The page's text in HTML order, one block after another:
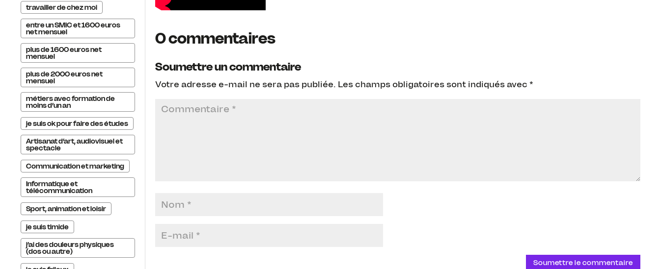
travailler de chez moi
entre un SMIC et 1600 euros
net mensuel
plus de 1600 euros net
mensuel
plus de 2000 euros net
mensuel
métiers avec formation de
moins d’un an
je suis ok pour faire des études
Artisanat d’art, audiovisuel et
spectacle
Communication et marketing
Informatique et
télécommunication
Sport, animation et loisir
je suis timide
j’ai des douleurs physiques
(dos ou autre)
0 commentaires
Soumettre un commentaire
Votre adresse e-mail ne sera pas publiée. Les champs obligatoires sont indiqués avec *
Soumettre le commentaire